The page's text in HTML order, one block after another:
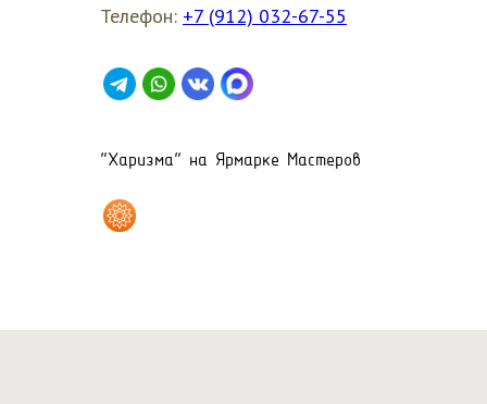
Телефон: +7 (912) 032-67-55
"Харизма" на Ярмарке Мастеров